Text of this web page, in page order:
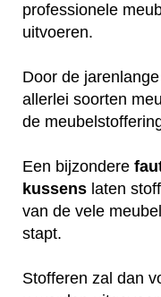
professionele
uitvoeren.
Door de
allerlei soorten
de
Een bijzondere
kussens laten
van de vele
stapt.
Stofferen zal dan